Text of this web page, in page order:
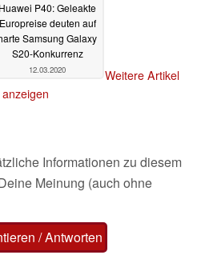
Huawei P40: Geleakte
Europreise deuten auf
Samsung Galaxy
S20-Konkurrenz
12.03.2020
Weitere Artikel
anzeigen
Informationen zu diesem
Meinung (auch ohne
/ Antworten